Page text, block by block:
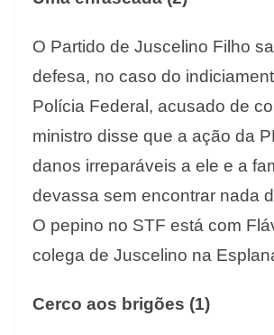
O Partido de Juscelino Filho
defesa, no caso do
Polícia Federal, acusado de
ministro disse que a ação da
danos irreparáveis a ele e a
devassa sem encontrar nada
O pepino no STF está com
colega de Juscelino na
Cerco aos brigões (1)